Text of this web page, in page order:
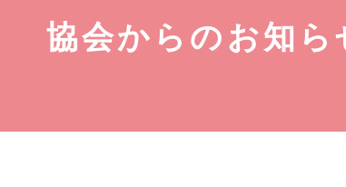
全協力金の活用事業
講習時間
協会からのお知ら